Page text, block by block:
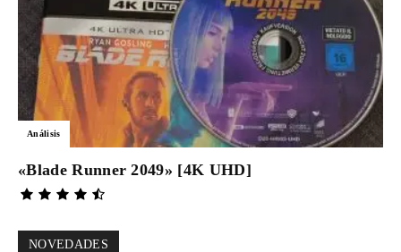
Análisis
«Blade Runner 2049» [4K UHD]
NOVEDADES